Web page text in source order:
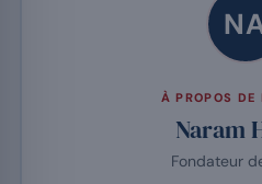
À PROPOS DE
Naram
Fondateur